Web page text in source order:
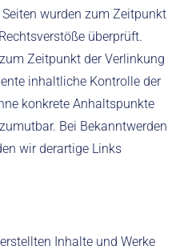
wurden zum Zeitpunkt
überprüft.
Zeitpunkt der Verlinkung
inhaltliche Kontrolle der
konkrete Anhaltspunkte
Bei Bekanntwerden
wir derartige Links
Inhalte und Werke